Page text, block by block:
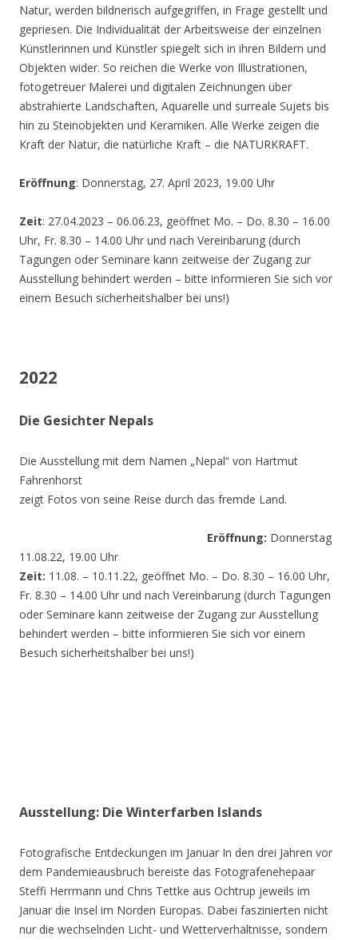
Natur, werden bildnerisch aufgegriffen, in Frage gestellt und
gepriesen. Die Individualität der Arbeitsweise der einzelnen
Künstlerinnen und Künstler spiegelt sich in ihren Bildern und
Objekten wider. So reichen die Werke von Illustrationen,
fotogetreuer Malerei und digitalen Zeichnungen über
abstrahierte Landschaften, Aquarelle und surreale Sujets bis
hin zu Steinobjekten und Keramiken. Alle Werke zeigen die
Kraft der Natur, die natürliche Kraft – die NATURKRAFT.
Eröffnung: Donnerstag, 27. April 2023, 19.00 Uhr
Zeit: 27.04.2023 – 06.06.23, geöffnet Mo. – Do. 8.30 – 16.00
Uhr, Fr. 8.30 – 14.00 Uhr und nach Vereinbarung (durch
Tagungen oder Seminare kann zeitweise der Zugang zur
Ausstellung behindert werden – bitte informieren Sie sich vor
einem Besuch sicherheitshalber bei uns!)
2022
Die Gesichter Nepals
Die Ausstellung mit dem Namen „Nepal“ von Hartmut
Fahrenhorst
zeigt Fotos von seine Reise durch das fremde Land.
Eröffnung: Donnerstag
11.08.22, 19.00 Uhr
Zeit: 11.08. – 10.11.22, geöffnet Mo. – Do. 8.30 – 16.00 Uhr,
Fr. 8.30 – 14.00 Uhr und nach Vereinbarung (durch Tagungen
oder Seminare kann zeitweise der Zugang zur Ausstellung
behindert werden – bitte informieren Sie sich vor einem
Besuch sicherheitshalber bei uns!)
Ausstellung: Die Winterfarben Islands
Fotografische Entdeckungen im Januar In den drei Jahren vor
dem Pandemieausbruch bereiste das Fotografenehepaar
Steffi Herrmann und Chris Tettke aus Ochtrup jeweils im
Januar die Insel im Norden Europas. Dabei faszinierten nicht
nur die wechselnden Licht- und Wetterverhältnisse, sondern